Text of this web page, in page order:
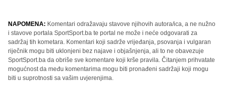
NAPOMENA: Komentari odražavaju stavove njihovih autora/ica, a ne nužno
i stavove portala SportSport.ba te portal ne može i neće odgovarati za
sadržaj tih kometara. Komentari koji sadrže vrijeđanja, psovanja i vulgaran
riječnik mogu biti uklonjeni bez najave i objašnjenja, ali to ne obavezuje
SportSport.ba da obriše sve komentare koji krše pravila. Čitanjem prihvatate
mogućnost da među komentarima mogu biti pronađeni sadržaji koji mogu
biti u suprotnosti sa vašim uvjerenjima.